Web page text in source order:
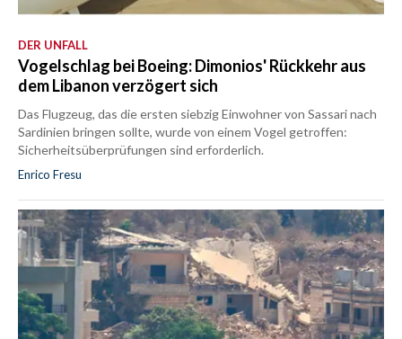
DER UNFALL
Vogelschlag bei Boeing: Dimonios' Rückkehr aus
dem Libanon verzögert sich
Das Flugzeug, das die ersten siebzig Einwohner von Sassari nach
Sardinien bringen sollte, wurde von einem Vogel getroffen:
Sicherheitsüberprüfungen sind erforderlich.
Enrico Fresu